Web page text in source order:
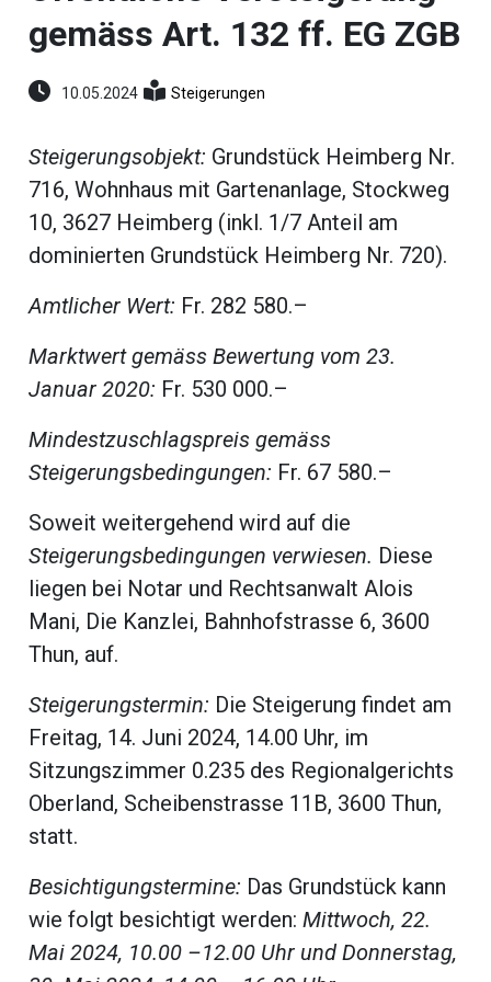
Reportagen
gemäss Art. 132 ff. EG ZGB
10.05.2024 Steigerungen
Steigerungsobjekt: Grundstück Heimberg Nr.
716, Wohnhaus mit Gartenanlage, Stockweg
10, 3627 Heimberg (inkl. 1/7 Anteil am
dominierten Grundstück Heimberg Nr. 720).
Amtlicher Wert: Fr. 282 580.–
Marktwert gemäss Bewertung vom 23.
Januar 2020: Fr. 530 000.–
Mindestzuschlagspreis gemäss
Steigerungsbedingungen: Fr. 67 580.–
Soweit weitergehend wird auf die
Steigerungsbedingungen verwiesen. Diese
liegen bei Notar und Rechtsanwalt Alois
Mani, Die Kanzlei, Bahnhofstrasse 6, 3600
Thun, auf.
Steigerungstermin: Die Steigerung findet am
Freitag, 14. Juni 2024, 14.00 Uhr, im
Sitzungszimmer 0.235 des Regionalgerichts
Oberland, Scheibenstrasse 11B, 3600 Thun,
statt.
Besichtigungstermine: Das Grundstück kann
wie folgt besichtigt werden:Mittwoch, 22.
Mai 2024, 10.00 –12.00 Uhr und Donnerstag,